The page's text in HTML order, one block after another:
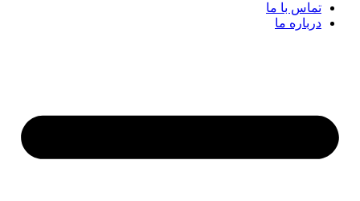
تماس با ما
درباره ما